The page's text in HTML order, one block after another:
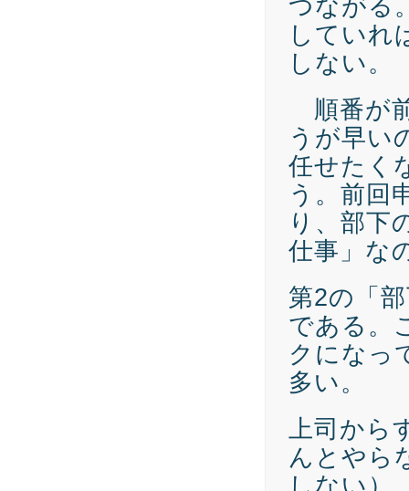
つながる
していれ
しない。
順番が
うが早い
任せたく
う。前回
り、部下
仕事」な
第2の「
である。
クになっ
多い。
上司か
んとやら
しない）